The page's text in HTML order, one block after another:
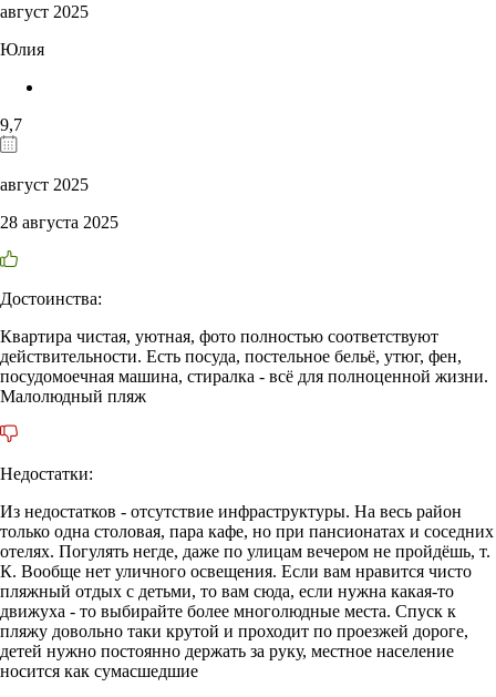
август 2025
Юлия
9,7
август 2025
28 августа 2025
Достоинства:
Квартира чистая, уютная, фото полностью соответствуют
действительности. Есть посуда, постельное бельё, утюг, фен,
посудомоечная машина, стиралка - всё для полноценной жизни.
Малолюдный пляж
Недостатки:
Из недостатков - отсутствие инфраструктуры. На весь район
только одна столовая, пара кафе, но при пансионатах и соседних
отелях. Погулять негде, даже по улицам вечером не пройдёшь, т.
К. Вообще нет уличного освещения. Если вам нравится чисто
пляжный отдых с детьми, то вам сюда, если нужна какая-то
движуха - то выбирайте более многолюдные места. Спуск к
пляжу довольно таки крутой и проходит по проезжей дороге,
детей нужно постоянно держать за руку, местное население
носится как сумасшедшие